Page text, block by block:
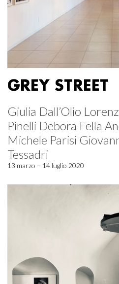
GREY STREET
Giulia Dall’Olio
Pinelli Debora Fella
Michele Parisi
Tessadri
13 marzo – 14 luglio 2020